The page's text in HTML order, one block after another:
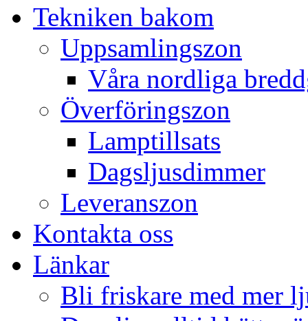
Tekniken bakom
Uppsamlingszon
Våra nordliga
Överföringszon
Lamptillsats
Dagsljusdimmer
Leveranszon
Kontakta oss
Länkar
Bli friskare med mer